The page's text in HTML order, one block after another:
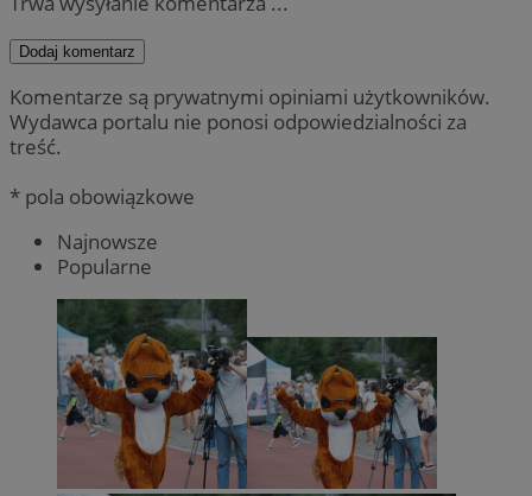
Dodaj komentarz
Komentarze są prywatnymi opiniami użytkowników.
Wydawca portalu nie ponosi odpowiedzialności za
treść.
* pola obowiązkowe
Najnowsze
Popularne